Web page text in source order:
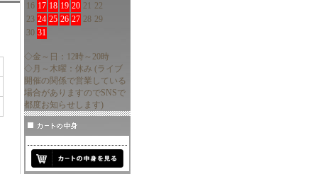
16 17 18 19 20 21 22
23 24 25 26 27 28 29
30 31
◇金～日：12時～20時
◇月～木曜：休み (ライブ
開催の関係で営業している
場合がありますのでSNSで
都度お知らせします)